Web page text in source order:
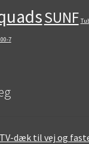
SUNF
7
dæk til vej og